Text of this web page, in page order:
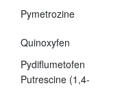
Pymetrozine
Quinoxyfen
Pydiflumetofen
Putrescine (1,4-